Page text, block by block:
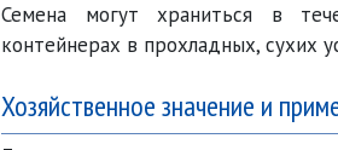
Семена могут храниться в
контейнерах в прохладных, сухих
Хозяйственное значение и